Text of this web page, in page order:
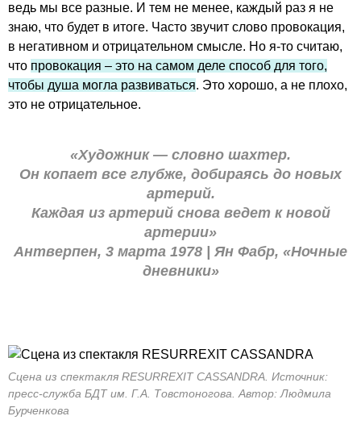
ведь мы все разные. И тем не менее, каждый раз я не
знаю, что будет в итоге. Часто звучит слово провокация,
в негативном и отрицательном смысле. Но я-то считаю,
что провокация – это на самом деле способ для того,
чтобы душа могла развиваться. Это хорошо, а не плохо,
это не отрицательное.
«Художник — словно шахтер.
Он копает все глубже, добираясь до новых
артерий.
Каждая из артерий снова ведет к новой
артерии»
Антверпен, 3 марта 1978 | Ян Фабр, «Ночные
дневники»
Сцена из спектакля RESURREXIT CASSANDRA. Источник:
пресс-служба БДТ им. Г.А. Товстоногова. Автор: Людмила
Бурченкова